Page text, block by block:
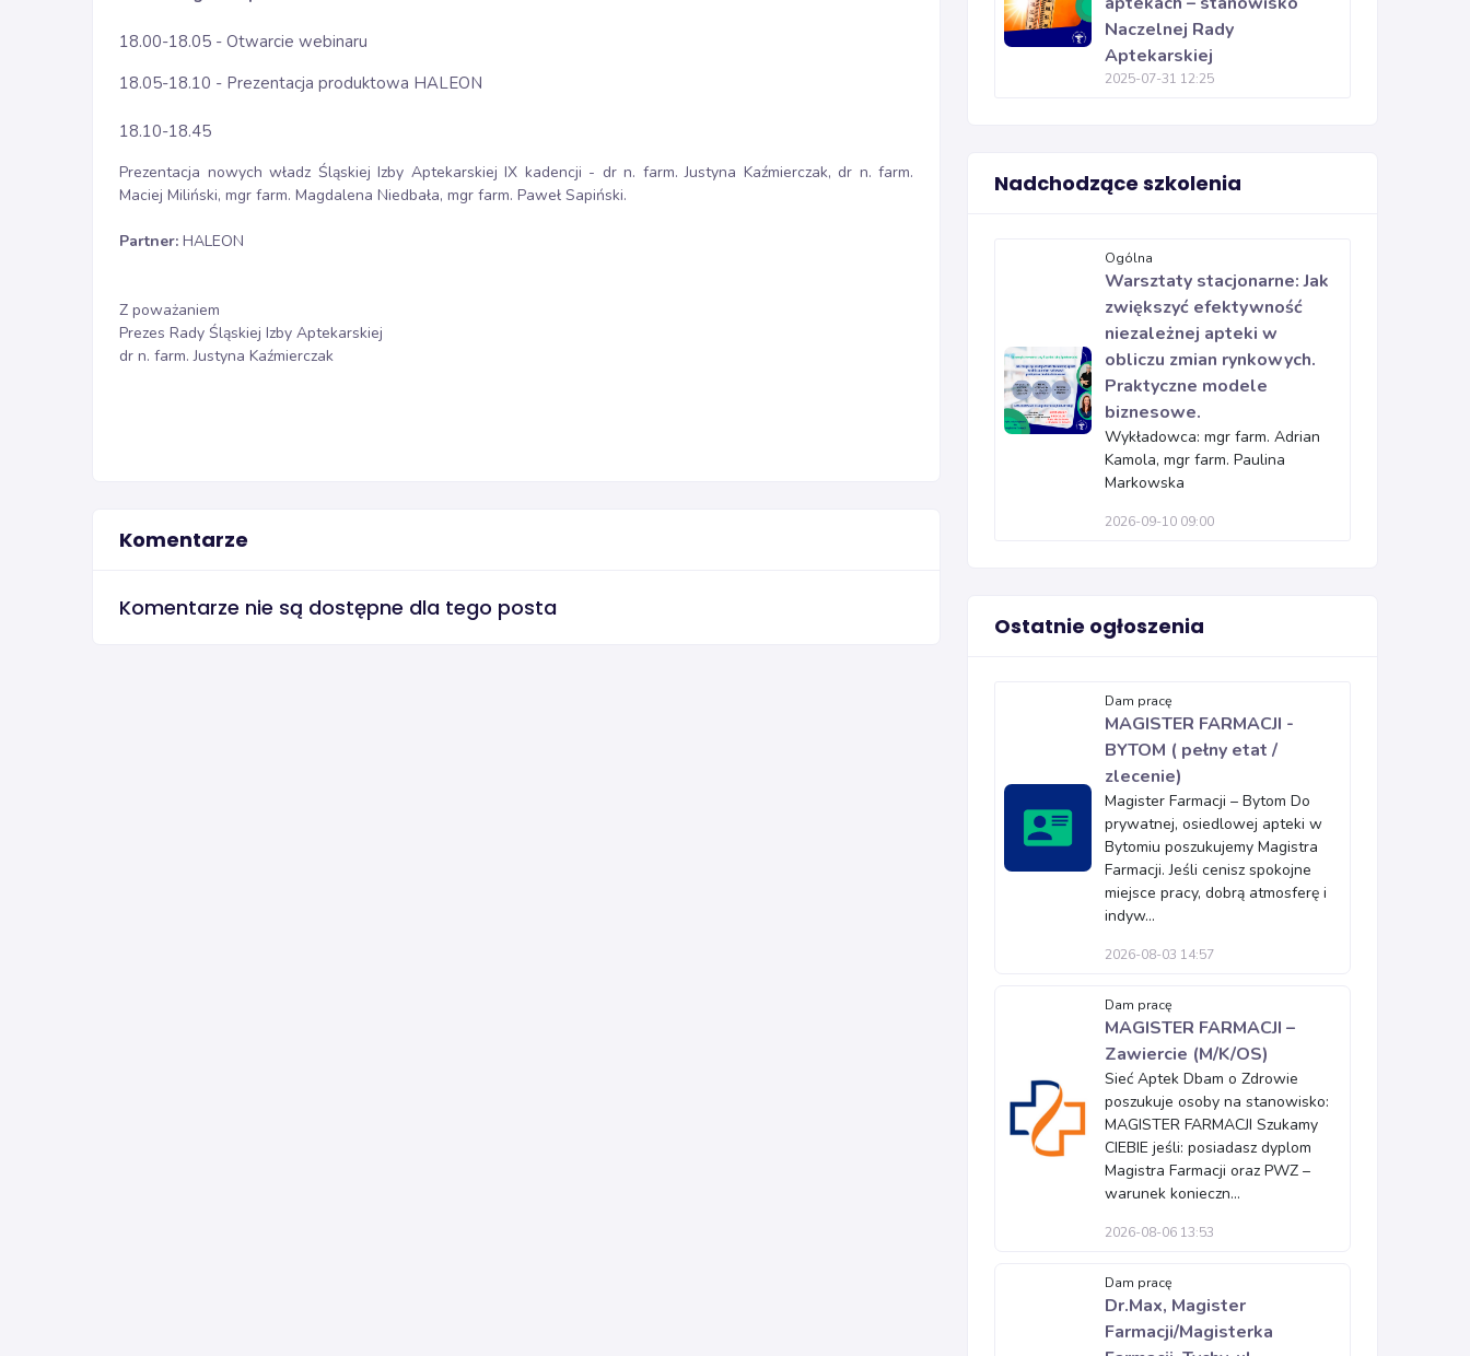
18.00-18.05 - Otwarcie webinaru
18.05-18.10 - Prezentacja produktowa HALEON
18.10-18.45
Prezentacja nowych władz Śląskiej Izby Aptekarskiej IX kadencji - dr n. farm. Justyna Kaźmierczak, dr n. farm.
Maciej Miliński, mgr farm. Magdalena Niedbała, mgr farm. Paweł Sapiński.
Partner: HALEON
Z poważaniem
Prezes Rady Śląskiej Izby Aptekarskiej
dr n. farm. Justyna Kaźmierczak
Komentarze
Komentarze nie są dostępne dla tego posta
Naczelnej Rady
Aptekarskiej
2025-07-31 12:25
Nadchodzące szkolenia
Ogólna
Warsztaty stacjonarne: Jak
zwiększyć efektywność
niezależnej apteki w
obliczu zmian rynkowych.
Praktyczne modele
biznesowe.
Wykładowca: mgr farm. Adrian
Kamola, mgr farm. Paulina
Markowska
2026-09-10 09:00
Ostatnie ogłoszenia
Dam pracę
MAGISTER FARMACJI -
BYTOM ( pełny etat /
zlecenie)
Magister Farmacji – Bytom Do
prywatnej, osiedlowej apteki w
Bytomiu poszukujemy Magistra
Farmacji. Jeśli cenisz spokojne
miejsce pracy, dobrą atmosferę i
indyw...
2026-08-03 14:57
Dam pracę
MAGISTER FARMACJI –
Zawiercie (M/K/OS)
Sieć Aptek Dbam o Zdrowie
poszukuje osoby na stanowisko:
MAGISTER FARMACJI Szukamy
CIEBIE jeśli: posiadasz dyplom
Magistra Farmacji oraz PWZ –
warunek konieczn...
2026-08-06 13:53
Dam pracę
Dr.Max, Magister
Farmacji/Magisterka